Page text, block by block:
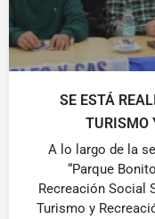
SE ESTÁ
TURISMO
A lo largo de la
“Parque
Recreación Social
Turismo y